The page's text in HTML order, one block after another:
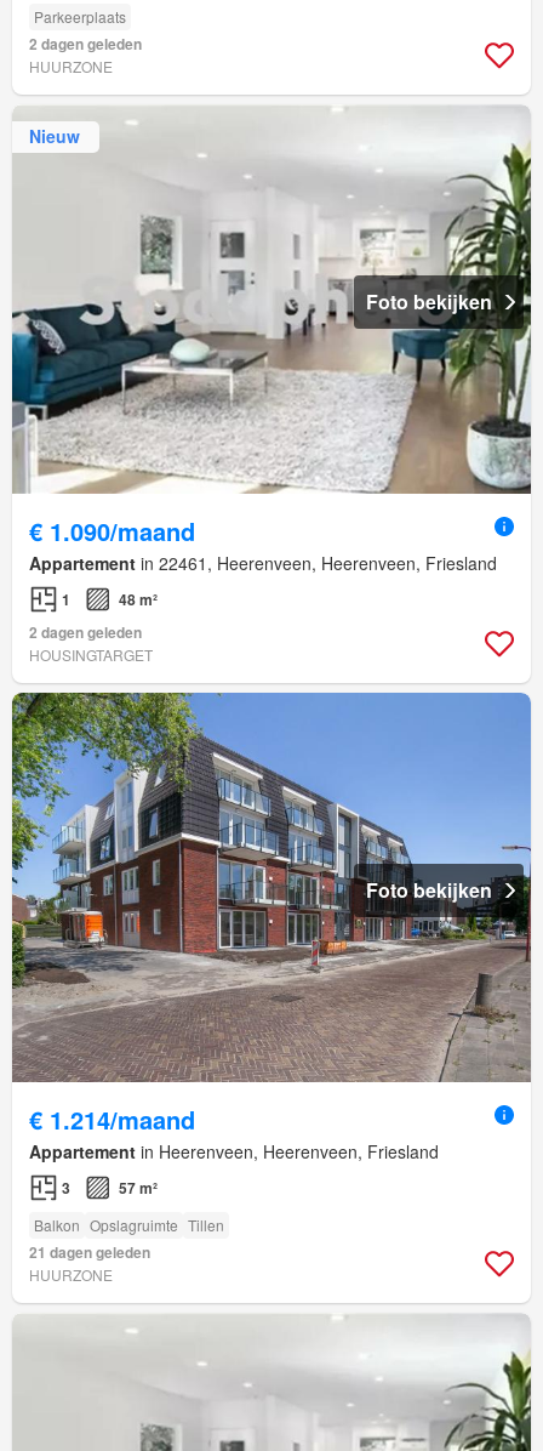
Parkeerplaats
2 dagen geleden
HUURZONE
Nieuw
Foto bekijken
€ 1.090/maand
Appartement in 22461, Heerenveen, Heerenveen, Friesland
1
48 m²
2 dagen geleden
HOUSINGTARGET
Foto bekijken
€ 1.214/maand
Appartement in Heerenveen, Heerenveen, Friesland
3 57 m²
Balkon Opslagruimte Tillen
21 dagen geleden
HUURZONE